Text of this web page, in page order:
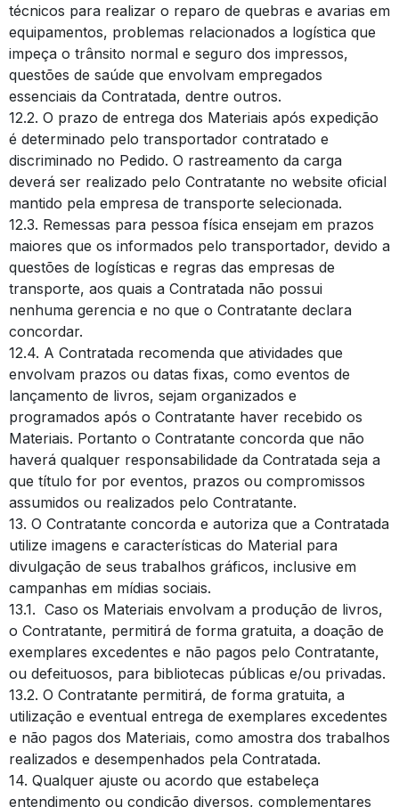
técnicos para realizar o reparo de quebras e avarias em
equipamentos, problemas relacionados a logística que
impeça o trânsito normal e seguro dos impressos,
questões de saúde que envolvam empregados
essenciais da Contratada, dentre outros.
12.2. O prazo de entrega dos Materiais após expedição
é determinado pelo transportador contratado e
discriminado no Pedido. O rastreamento da carga
deverá ser realizado pelo Contratante no website oficial
mantido pela empresa de transporte selecionada.
12.3. Remessas para pessoa física ensejam em prazos
maiores que os informados pelo transportador, devido a
questões de logísticas e regras das empresas de
transporte, aos quais a Contratada não possui
nenhuma gerencia e no que o Contratante declara
concordar.
12.4. A Contratada recomenda que atividades que
envolvam prazos ou datas fixas, como eventos de
lançamento de livros, sejam organizados e
programados após o Contratante haver recebido os
Materiais. Portanto o Contratante concorda que não
haverá qualquer responsabilidade da Contratada seja a
que título for por eventos, prazos ou compromissos
assumidos ou realizados pelo Contratante.
13. O Contratante concorda e autoriza que a Contratada
utilize imagens e características do Material para
divulgação de seus trabalhos gráficos, inclusive em
campanhas em mídias sociais.
13.1. Caso os Materiais envolvam a produção de livros,
o Contratante, permitirá de forma gratuita, a doação de
exemplares excedentes e não pagos pelo Contratante,
ou defeituosos, para bibliotecas públicas e/ou privadas.
13.2. O Contratante permitirá, de forma gratuita, a
utilização e eventual entrega de exemplares excedentes
e não pagos dos Materiais, como amostra dos trabalhos
realizados e desempenhados pela Contratada.
14. Qualquer ajuste ou acordo que estabeleça
entendimento ou condição diversos, complementares